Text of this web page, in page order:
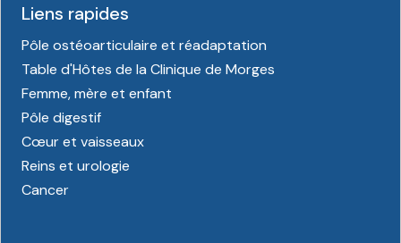
Liens rapides
Pôle ostéoarticulaire et réadaptation
Table d'Hôtes de la Clinique de Morges
Femme, mère et enfant
Pôle digestif
Cœur et vaisseaux
Reins et urologie
Cancer